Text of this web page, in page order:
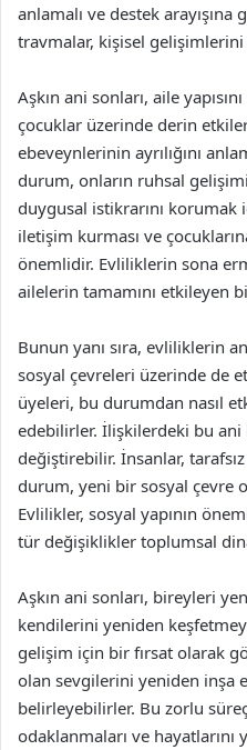
anlamalı ve destek
travmalar, kişisel
Aşkın ani sonları, aile
çocuklar üzerinde derin
ebeveynlerinin ayrılığını
durum, onların ruhsal
duygusal istikrarını korumak
iletişim kurması ve
önemlidir. Evliliklerin sona
ailelerin tamamını etkileyen
Bunun yanı sıra, evliliklerin
sosyal çevreleri üzerinde de
üyeleri, bu durumdan nasıl
edebilirler. İlişkilerdeki bu
değiştirebilir. İnsanlar,
durum, yeni bir sosyal çevre
Evlilikler, sosyal yapının
tür değişiklikler toplumsal
Aşkın ani sonları, bireyleri
kendilerini yeniden
gelişim için bir fırsat olarak
olan sevgilerini yeniden inşa
belirleyebilirler. Bu zorlu
odaklanmaları ve